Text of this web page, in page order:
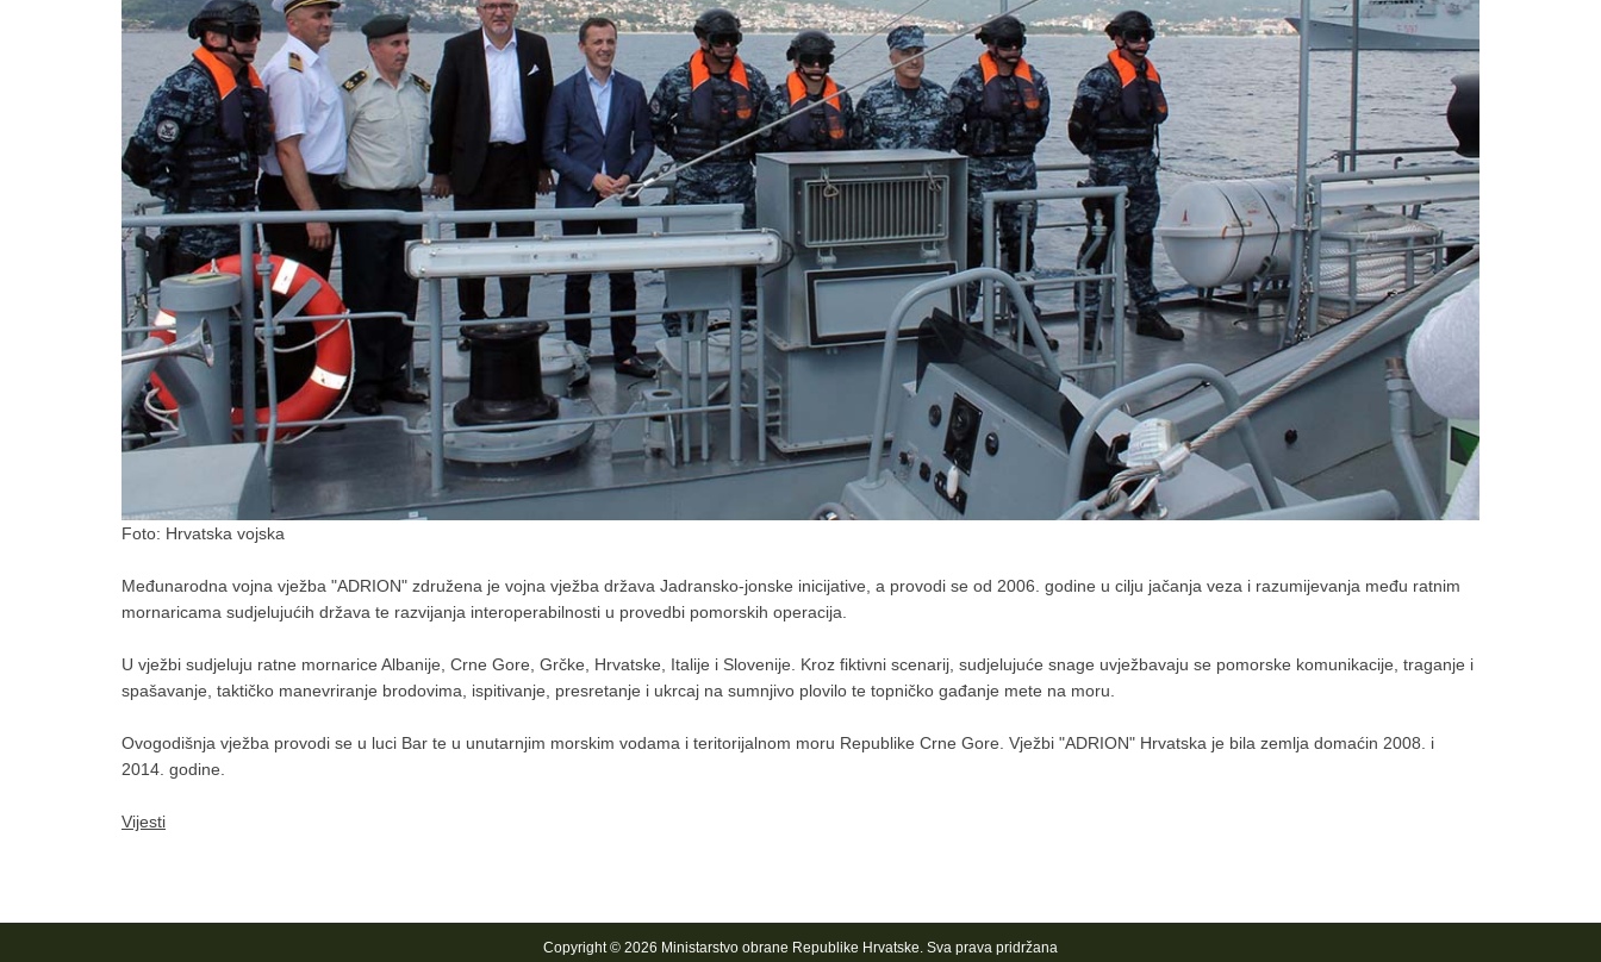
Foto: Hrvatska vojska
Međunarodna vojna vježba "ADRION" združena je vojna vježba država Jadransko-jonske inicijative, a provodi se od 2006. godine u cilju jačanja veza i razumijevanja među ratnim
mornaricama sudjelujućih država te razvijanja interoperabilnosti u provedbi pomorskih operacija.
U vježbi sudjeluju ratne mornarice Albanije, Crne Gore, Grčke, Hrvatske, Italije i Slovenije. Kroz fiktivni scenarij, sudjelujuće snage uvježbavaju se pomorske komunikacije, traganje i
spašavanje, taktičko manevriranje brodovima, ispitivanje, presretanje i ukrcaj na sumnjivo plovilo te topničko gađanje mete na moru.
Ovogodišnja vježba provodi se u luci Bar te u unutarnjim morskim vodama i teritorijalnom moru Republike Crne Gore. Vježbi "ADRION" Hrvatska je bila zemlja domaćin 2008. i
2014. godine.
Vijesti
Copyright © 2026 Ministarstvo obrane Republike Hrvatske. Sva prava pridržana